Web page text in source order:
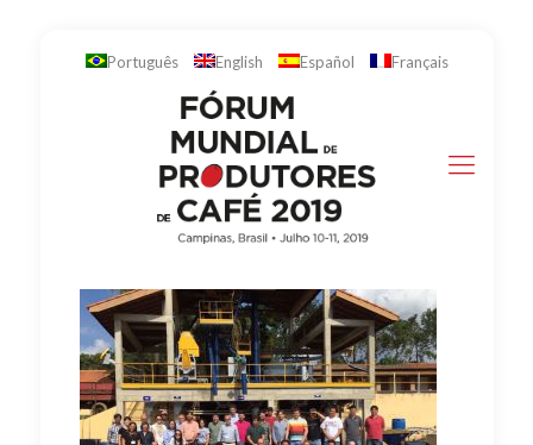
Português English Español Français